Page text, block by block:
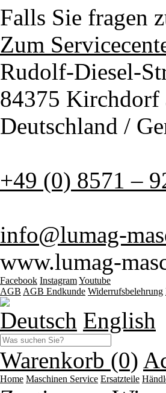
Falls Sie fragen
Zum
Rudolf-Diesel-
84375 Kirchdorf
Deutschland /
+49 (0) 8571 –
info@lumag-
www.lumag-
Facebook InstagramYoutube
AGB AGB Endkunde Widerrufsbelehrung
Deutsch English
Warenkorb (0)
Home Maschinen Service Ersatzteile